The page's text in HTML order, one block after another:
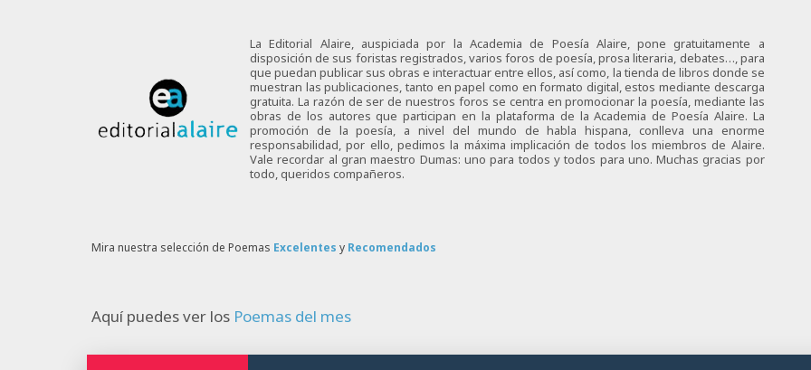
La Editorial Alaire, auspiciada por la Academia de Poesía Alaire, pone gratuitamente a
disposición de sus foristas registrados, varios foros de poesía, prosa literaria, debates…, para
que puedan publicar sus obras e interactuar entre ellos, así como, la tienda de libros donde se
muestran las publicaciones, tanto en papel como en formato digital, estos mediante descarga
gratuita. La razón de ser de nuestros foros se centra en promocionar la poesía, mediante las
obras de los autores que participan en la plataforma de la Academia de Poesía Alaire. La
promoción de la poesía, a nivel del mundo de habla hispana, conlleva una enorme
responsabilidad, por ello, pedimos la máxima implicación de todos los miembros de Alaire.
Vale recordar al gran maestro Dumas: uno para todos y todos para uno. Muchas gracias por
todo, queridos compañeros.
Mira nuestra selección de Poemas Excelentes y Recomendados
Aquí puedes ver los Poemas del mes